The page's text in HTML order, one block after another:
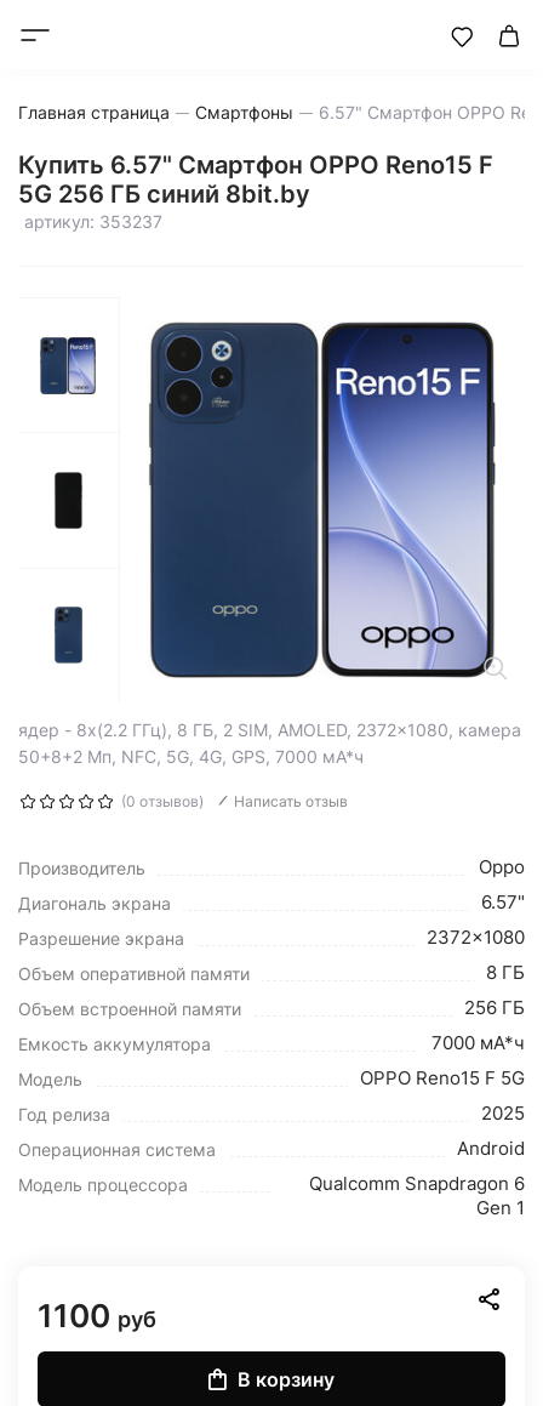
Главная страница Смартфоны
Купить 6.57" Смартфон OPPO Reno15 F
5G 256 ГБ синий 8bit.by
артикул: 353237
ядер - 8x(2.2 ГГц), 8 ГБ, 2 SIM, AMOLED, 2372x1080, камера
50+8+2 Мп, NFC, 5G, 4G, GPS, 7000 мА*ч
(0 отзывов) Написать отзыв
Производитель Oppo
Диагональ экрана 6.57"
Разрешение экрана 2372x1080
Объем оперативной памяти 8 ГБ
Объем встроенной памяти 256 ГБ
Емкость аккумулятора 7000 мА*ч
Модель OPPO Reno15 F 5G
Год релиза 2025
Операционная система Android
Модель процессора
Qualcomm Snapdragon 6
Gen 1
1100 руб
В корзину